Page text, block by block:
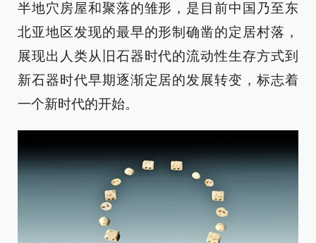
半地穴房屋和聚落的雏形，是目前中国乃至东
北亚地区发现的最早的形制确凿的定居村落，
展现出人类从旧石器时代的流动性生存方式到
新石器时代早期逐渐定居的发展转变，标志着
一个新时代的开始。